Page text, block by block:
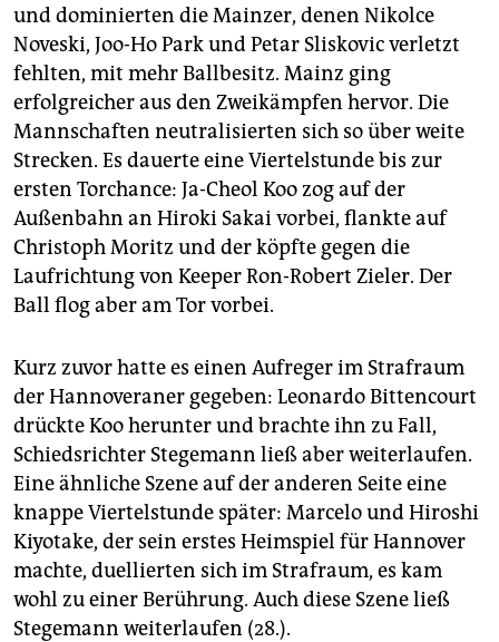
und dominierten die Mainzer, denen Nikolce
Noveski, Joo-Ho Park und Petar Sliskovic verletzt
fehlten, mit mehr Ballbesitz. Mainz ging
erfolgreicher aus den Zweikämpfen hervor. Die
Mannschaften neutralisierten sich so über weite
Strecken. Es dauerte eine Viertelstunde bis zur
ersten Torchance: Ja-Cheol Koo zog auf der
Außenbahn an Hiroki Sakai vorbei, flankte auf
Christoph Moritz und der köpfte gegen die
Laufrichtung von Keeper Ron-Robert Zieler. Der
Ball flog aber am Tor vorbei.
Kurz zuvor hatte es einen Aufreger im Strafraum
der Hannoveraner gegeben: Leonardo Bittencourt
drückte Koo herunter und brachte ihn zu Fall,
Schiedsrichter Stegemann ließ aber weiterlaufen.
Eine ähnliche Szene auf der anderen Seite eine
knappe Viertelstunde später: Marcelo und Hiroshi
Kiyotake, der sein erstes Heimspiel für Hannover
machte, duellierten sich im Strafraum, es kam
wohl zu einer Berührung. Auch diese Szene ließ
Stegemann weiterlaufen (28.).